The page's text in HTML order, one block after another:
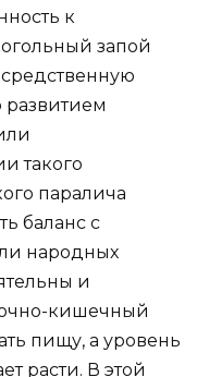
к
запой
развитием
такого
паралича
баланс с
народных
и
кишечный
пищу, а уровень
расти. В этой